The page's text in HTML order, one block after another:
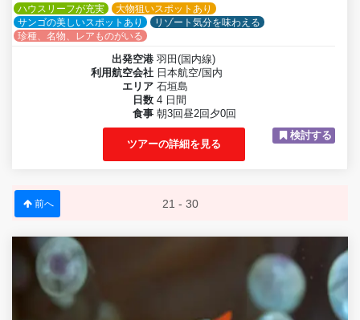
ハウスリーフが充実
大物狙いスポットあり
サンゴの美しいスポットあり
リゾート気分を味わえる
珍種、名物、レアものがいる
出発空港 羽田(国内線)
利用航空会社 日本航空/国内
エリア 石垣島
日数 4 日間
食事 朝3回昼2回夕0回
ツアーの詳細を見る
検討する
前へ 21 - 30